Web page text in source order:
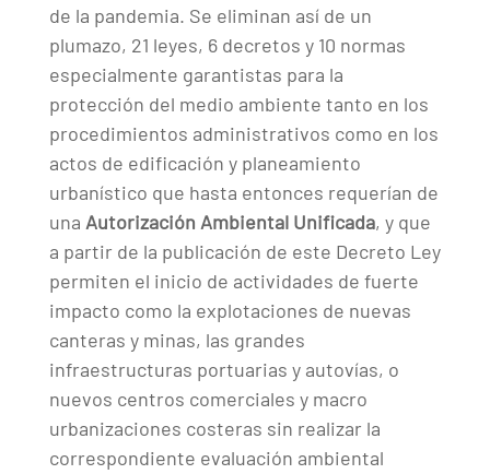
de la pandemia. Se eliminan así de un
plumazo, 21 leyes, 6 decretos y 10 normas
especialmente garantistas para la
protección del medio ambiente tanto en los
procedimientos administrativos como en los
actos de edificación y planeamiento
urbanístico que hasta entonces requerían de
una Autorización Ambiental Unificada, y que
a partir de la publicación de este Decreto Ley
permiten el inicio de actividades de fuerte
impacto como la explotaciones de nuevas
canteras y minas, las grandes
infraestructuras portuarias y autovías, o
nuevos centros comerciales y macro
urbanizaciones costeras sin realizar la
correspondiente evaluación ambiental